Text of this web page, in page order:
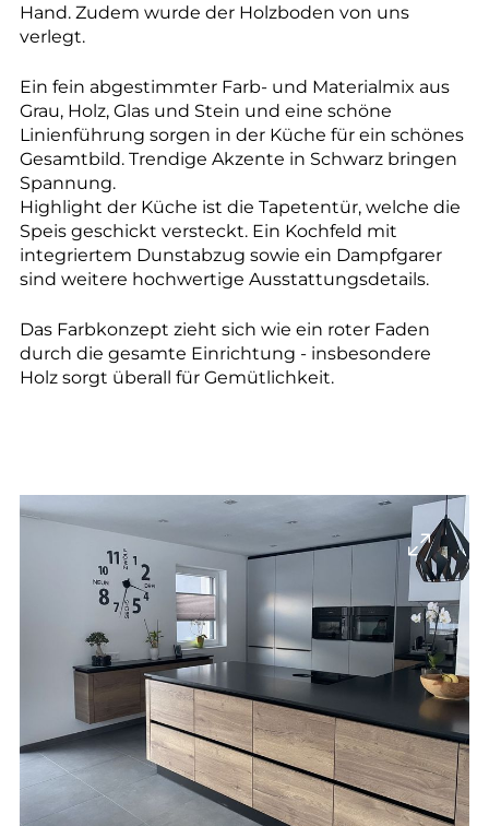
Hand. Zudem wurde der Holzboden von uns
verlegt.
Ein fein abgestimmter Farb- und Materialmix aus
Grau, Holz, Glas und Stein und eine schöne
Linienführung sorgen in der Küche für ein schönes
Gesamtbild. Trendige Akzente in Schwarz bringen
Spannung.
Highlight der Küche ist die Tapetentür, welche die
Speis geschickt versteckt. Ein Kochfeld mit
integriertem Dunstabzug sowie ein Dampfgarer
sind weitere hochwertige Ausstattungsdetails.
Das Farbkonzept zieht sich wie ein roter Faden
durch die gesamte Einrichtung - insbesondere
Holz sorgt überall für Gemütlichkeit.